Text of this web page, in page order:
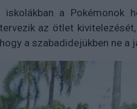
a Pokémonok
az ötlet
a szabadidejükben ne a